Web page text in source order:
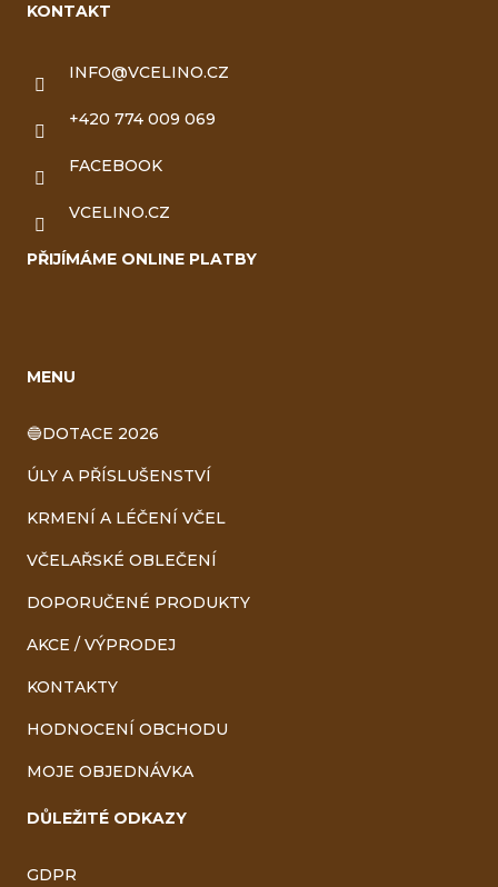
KONTAKT
INFO@VCELINO.CZ
+420 774 009 069
FACEBOOK
VCELINO.CZ
PŘIJÍMÁME ONLINE PLATBY
MENU
🔵DOTACE 2026
ÚLY A PŘÍSLUŠENSTVÍ
KRMENÍ A LÉČENÍ VČEL
VČELAŘSKÉ OBLEČENÍ
DOPORUČENÉ PRODUKTY
AKCE / VÝPRODEJ
KONTAKTY
HODNOCENÍ OBCHODU
MOJE OBJEDNÁVKA
DŮLEŽITÉ ODKAZY
GDPR